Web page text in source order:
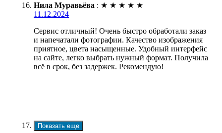
Нила Муравьёва : ★ ★ ★ ★ ★
11.12.2024
Сервис отличный! Очень быстро обработали заказ
и напечатали фотографии. Качество изображения
приятное, цвета насыщенные. Удобный интерфейс
на сайте, легко выбрать нужный формат. Получила
всё в срок, без задержек. Рекомендую!
Показать еще